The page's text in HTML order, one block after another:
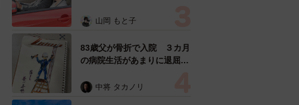
憩まで分刻み… 「大学生で
山岡 もと子
83歳父が骨折で入院 ３カ月
の病院生活があまりに退屈で
い！」→スケッチブックを見
中将 タカノリ